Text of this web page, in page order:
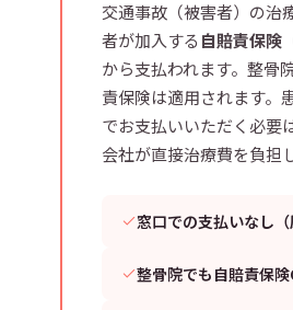
交通事故（被害者）の治
者が加入する 自賠責保険
から支払われます。整骨
責保険は適用されます。
でお支払いいただく必要
会社が直接治療費を負担
窓口での支払いなし（
整骨院でも自賠責保